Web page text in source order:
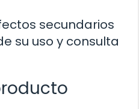
secundarios
su uso y consulta